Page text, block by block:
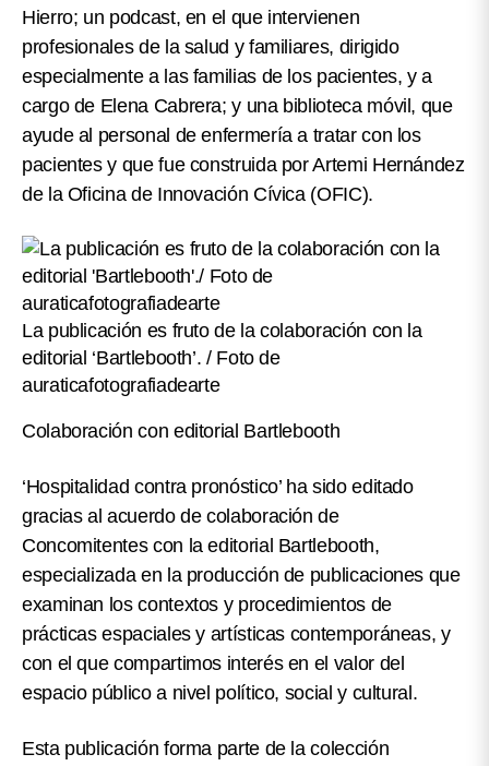
Hierro; un podcast, en el que intervienen
profesionales de la salud y familiares, dirigido
especialmente a las familias de los pacientes, y a
cargo de Elena Cabrera; y una biblioteca móvil, que
ayude al personal de enfermería a tratar con los
pacientes y que fue construida por Artemi Hernández
de la Oficina de Innovación Cívica (OFIC).
La publicación es fruto de la colaboración con la
editorial ‘Bartlebooth’. / Foto de
auraticafotografiadearte
Colaboración con editorial Bartlebooth
‘Hospitalidad contra pronóstico’ ha sido editado
gracias al acuerdo de colaboración de
Concomitentes con la editorial Bartlebooth,
especializada en la producción de publicaciones que
examinan los contextos y procedimientos de
prácticas espaciales y artísticas contemporáneas, y
con el que compartimos interés en el valor del
espacio público a nivel político, social y cultural.
Esta publicación forma parte de lacolección